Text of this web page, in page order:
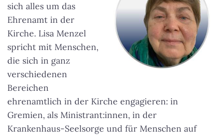
sich alles um das
Ehrenamt in der
Kirche. Lisa Menzel
spricht mit Menschen,
die sich in ganz
verschiedenen
Bereichen
ehrenamtlich in der Kirche engagieren: in
Gremien, als Ministrant:innen, in der
Krankenhaus-Seelsorge und für Menschen auf